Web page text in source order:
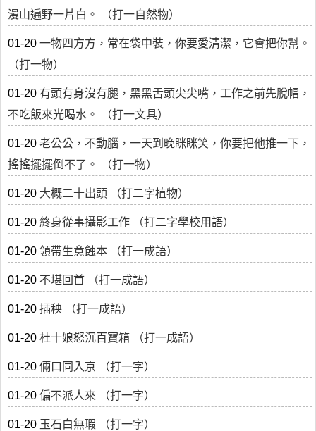
漫山遍野一片白。 （打一自然物）
01-20 一物四方方，常在袋中裝，你要愛清潔，它會把你幫。
（打一物）
01-20 有頭有身沒有腿，黑黑舌頭尖尖嘴，工作之前先脫帽，
不吃飯來光喝水。 （打一文具）
01-20 老公公，不動腦，一天到晚眯眯笑，你要把他推一下，
搖搖擺擺倒不了。 （打一物）
01-20 大概二十出頭 （打二字植物）
01-20 終身從事攝影工作 （打二字學校用語）
01-20 領帶生意蝕本 （打一成語）
01-20 不堪回首 （打一成語）
01-20 插秧 （打一成語）
01-20 杜十娘怒沉百寶箱 （打一成語）
01-20 倆口同入京 （打一字）
01-20 偏不派人來 （打一字）
01-20 玉石白無瑕 （打一字）